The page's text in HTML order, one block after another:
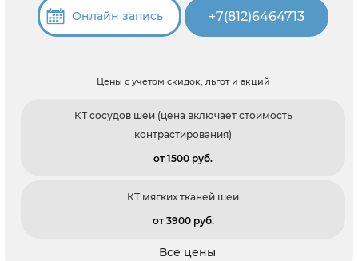
Онлайн запись +7(812)6464713
Цены с учетом скидок, льгот и акций
КТ сосудов шеи (цена включает стоимость
контрастирования)
от 1500 pуб.
КТ мягких тканей шеи
от 3900 pуб.
Все цены